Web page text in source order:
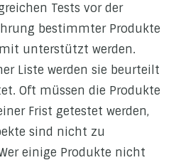
Tests vor der
bestimmter Produkte
unterstützt werden.
Liste werden sie beurteilt
Oft müssen die Produkte
Frist getestet werden,
sind nicht zu
einige Produkte nicht